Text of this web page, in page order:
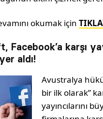
okumak için
Facebook’a karşı
aldı!
Avustralya
bir ilk olarak”
yayıncılarını